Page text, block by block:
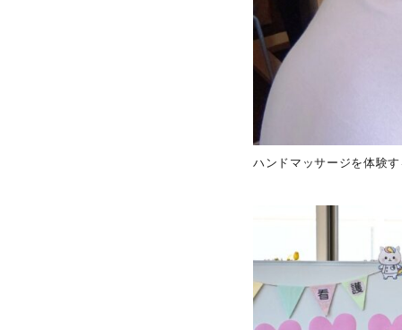
ハンドマッサージを体験